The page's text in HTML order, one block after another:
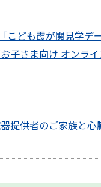
こども霞が関見学デ
子さま向け オンラ
提供者のご家族と心